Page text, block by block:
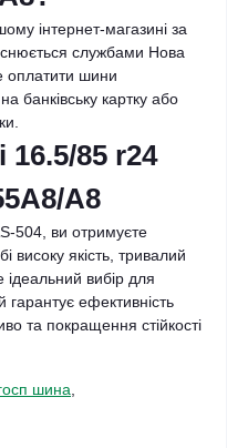
інтернет-магазині за
службами Нова
оплатити шини
банківську картку або
85 r24
A8
504, ви отримуєте
високу якість, тривалий
ідеальний вибір для
гарантує ефективність
та покращення стійкості
шина